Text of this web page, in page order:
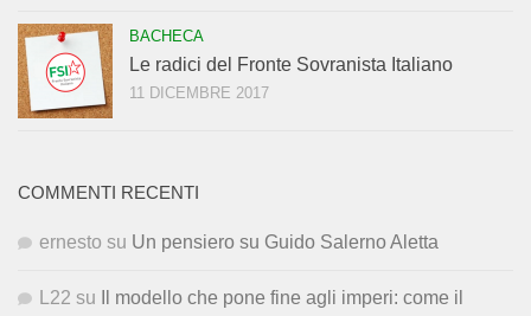
BACHECA
Le radici del Fronte Sovranista Italiano
11 DICEMBRE 2017
COMMENTI RECENTI
ernesto su Un pensiero su Guido Salerno Aletta
L22 su
Il modello che pone fine agli imperi: come il